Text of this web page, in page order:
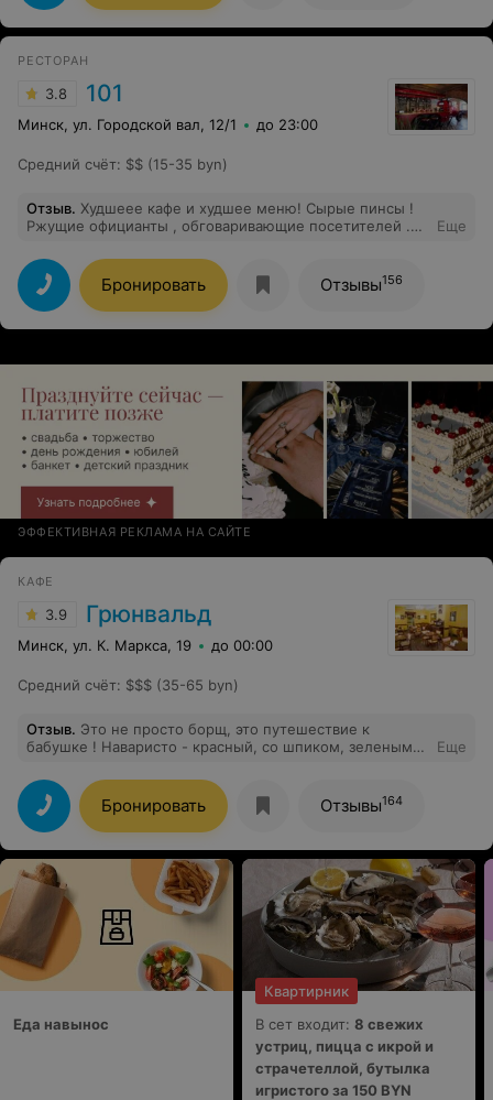
РЕСТОРАН
3.8 101
Минск, ул. Городской вал, 12/1 до 23:00
Средний счёт: $$ (15-35 byn)
Отзыв. Худшеее кафе и худшее меню! Сырые пинсы !
Ржущие официанты , обговаривающие посетителей .
Минска может быть такой ужас . Рекомендовать
можно только лимонад . Все ! Не рискуйте !
Еще
Бронировать Отзывы156
ЭФФЕКТИВНАЯ РЕКЛАМА НА САЙТЕ
КАФЕ
3.9 Грюнвальд
Минск, ул. К. Маркса, 19 до 00:00
Средний счёт: $$$ (35-65 byn)
Отзыв. Это не просто борщ, это путешествие к
бабушке ! Наваристо - красный, со шпиком, зеленым
конечно топ всегда.
Еще
Бронировать Отзывы164
Еда навынос
Квартирник
В сет входит: 8 свежих
устриц, пицца с икрой и
страчетеллой, бутылка
игристого за 150 BYN